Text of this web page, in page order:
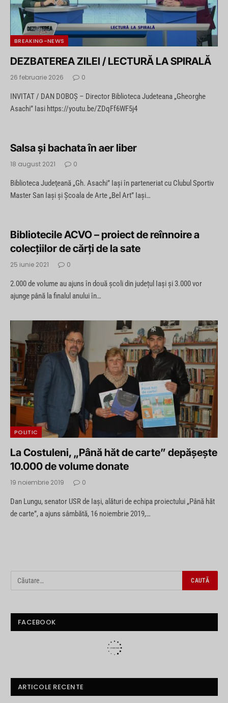
BREAKING-NEWS
DEZBATEREA ZILEI / LECTURĂ LA SPIRALĂ
26 februarie 2026 0
INVITAT / DAN DOBOȘ – Director Biblioteca Judeteana „Gheorghe
Asachi” Iasi https://youtu.be/ZDqFf6WF5j4
Salsa și bachata în aer liber
18 august 2021 0
Biblioteca Judeţeană „Gh. Asachi” Iaşi în parteneriat cu Clubul Sportiv
Master San Iași și Școala de Arte „Bel Art” Iași…
Bibliotecile ACVO – proiect de reînnoire a
colecțiilor de cărți de la sate
25 iunie 2021 0
2.000 de volume au ajuns în două școli din județul Iași și 3.000 vor
ajunge până la finalul anului în…
POLITIC
La Costuleni, „Până hăt de carte” depășește
10.000 de volume donate
19 noiembrie 2019 0
Dan Lungu, senator USR de Iași, alături de echipa proiectului „Până hăt
de carte”, a ajuns sâmbătă, 16 noiembrie 2019,…
FACEBOOK
ARTICOLE RECENTE